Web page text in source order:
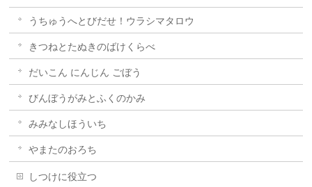
うちゅうへとびだせ！ウラシマタロウ
きつねとたぬきのばけくらべ
だいこん にんじん ごぼう
びんぼうがみとふくのかみ
みみなしほういち
やまたのおろち
しつけに役立つ